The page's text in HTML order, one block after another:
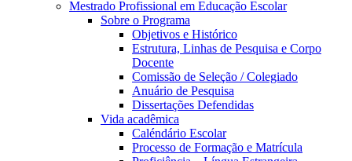
Mestrado Profissional em Educação Escolar
Sobre o Programa
Objetivos e Histórico
Estrutura, Linhas de Pesquisa e Corpo
Docente
Comissão de Seleção / Colegiado
Anuário de Pesquisa
Dissertações Defendidas
Vida acadêmica
Caléndário Escolar
Processo de Formação e Matrícula